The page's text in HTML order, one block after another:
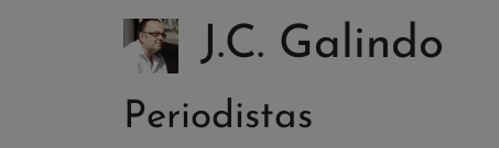
J.C. Galindo
Periodistas